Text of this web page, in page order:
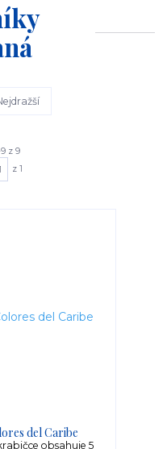
z 9
z 1
del Caribe
obsahuje 5